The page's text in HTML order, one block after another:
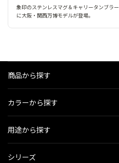
象印のステンレスマグ＆キャリータンブラー
に大阪・関西万博モデルが登場。
商品から探す
カラーから探す
用途から探す
シリーズ